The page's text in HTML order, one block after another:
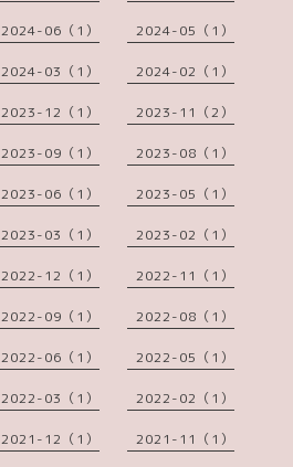
2024-06（1） 2024-05（1）
2024-03（1） 2024-02（1）
2023-12（1） 2023-11（2）
2023-09（1） 2023-08（1）
2023-06（1） 2023-05（1）
2023-03（1） 2023-02（1）
2022-12（1） 2022-11（1）
2022-09（1） 2022-08（1）
2022-06（1） 2022-05（1）
2022-03（1） 2022-02（1）
2021-12（1） 2021-11（1）